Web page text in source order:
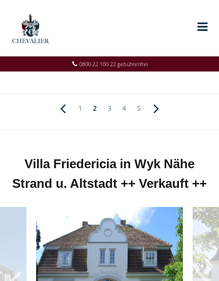
0800 22 100 22 gebührenfrei
1 2 3 4 5
Villa Friedericia in Wyk Nähe
Strand u. Altstadt ++ Verkauft ++